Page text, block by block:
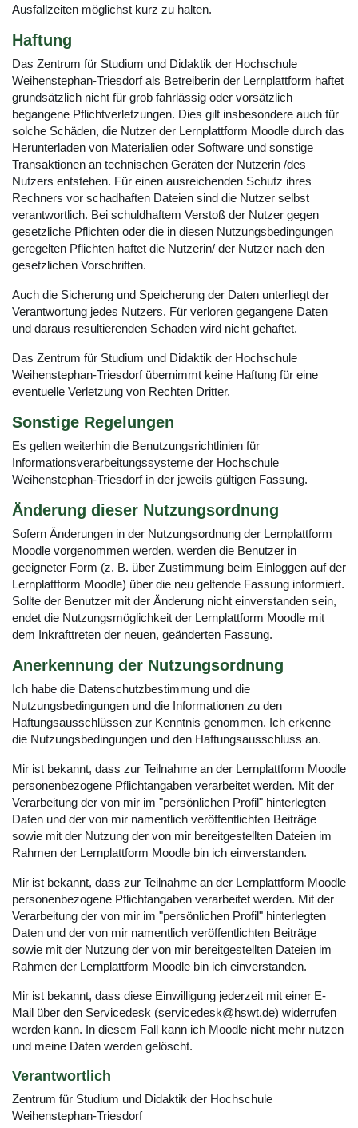
Ausfallzeiten möglichst kurz zu halten.
Haftung
Das Zentrum für Studium und Didaktik der Hochschule
Weihenstephan-Triesdorf als Betreiberin der Lernplattform haftet
grundsätzlich nicht für grob fahrlässig oder vorsätzlich
begangene Pflichtverletzungen. Dies gilt insbesondere auch für
solche Schäden, die Nutzer der Lernplattform Moodle durch das
Herunterladen von Materialien oder Software und sonstige
Transaktionen an technischen Geräten der Nutzerin /des
Nutzers entstehen. Für einen ausreichenden Schutz ihres
Rechners vor schadhaften Dateien sind die Nutzer selbst
verantwortlich. Bei schuldhaftem Verstoß der Nutzer gegen
gesetzliche Pflichten oder die in diesen Nutzungsbedingungen
geregelten Pflichten haftet die Nutzerin/ der Nutzer nach den
gesetzlichen Vorschriften.
Auch die Sicherung und Speicherung der Daten unterliegt der
Verantwortung jedes Nutzers. Für verloren gegangene Daten
und daraus resultierenden Schaden wird nicht gehaftet.
Das Zentrum für Studium und Didaktik der Hochschule
Weihenstephan-Triesdorf übernimmt keine Haftung für eine
eventuelle Verletzung von Rechten Dritter.
Sonstige Regelungen
Es gelten weiterhin die Benutzungsrichtlinien für
Informationsverarbeitungssysteme der Hochschule
Weihenstephan-Triesdorf in der jeweils gültigen Fassung.
Änderung dieser Nutzungsordnung
Sofern Änderungen in der Nutzungsordnung der Lernplattform
Moodle vorgenommen werden, werden die Benutzer in
geeigneter Form (z. B. über Zustimmung beim Einloggen auf der
Lernplattform Moodle) über die neu geltende Fassung informiert.
Sollte der Benutzer mit der Änderung nicht einverstanden sein,
endet die Nutzungsmöglichkeit der Lernplattform Moodle mit
dem Inkrafttreten der neuen, geänderten Fassung.
Anerkennung der Nutzungsordnung
Ich habe die Datenschutzbestimmung und die
Nutzungsbedingungen und die Informationen zu den
Haftungsausschlüssen zur Kenntnis genommen. Ich erkenne
die Nutzungsbedingungen und den Haftungsausschluss an.
Mir ist bekannt, dass zur Teilnahme an der Lernplattform Moodle
personenbezogene Pflichtangaben verarbeitet werden. Mit der
Verarbeitung der von mir im "persönlichen Profil" hinterlegten
Daten und der von mir namentlich veröffentlichten Beiträge
sowie mit der Nutzung der von mir bereitgestellten Dateien im
Rahmen der Lernplattform Moodle bin ich einverstanden.
Mir ist bekannt, dass zur Teilnahme an der Lernplattform Moodle
personenbezogene Pflichtangaben verarbeitet werden. Mit der
Verarbeitung der von mir im "persönlichen Profil" hinterlegten
Daten und der von mir namentlich veröffentlichten Beiträge
sowie mit der Nutzung der von mir bereitgestellten Dateien im
Rahmen der Lernplattform Moodle bin ich einverstanden.
Mir ist bekannt, dass diese Einwilligung jederzeit mit einer E-
Mail über den Servicedesk (servicedesk@hswt.de) widerrufen
werden kann. In diesem Fall kann ich Moodle nicht mehr nutzen
und meine Daten werden gelöscht.
Verantwortlich
Zentrum für Studium und Didaktik der Hochschule
Weihenstephan-Triesdorf